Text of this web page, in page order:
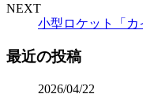
NEXT
小型ロケット「
最近の投稿
2026/04/22